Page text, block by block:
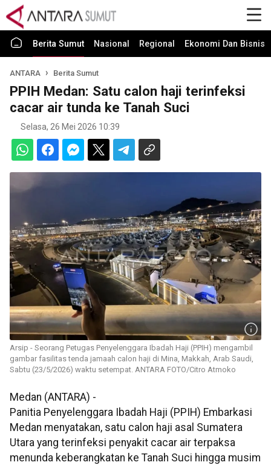
Berita Sumut Nasional Regional Ekonomi Dan Bisnis
ANTARA Berita Sumut
PPIH Medan: Satu calon haji terinfeksi
cacar air tunda ke Tanah Suci
Selasa, 26 Mei 2026 10:39
Arsip - Seorang Petugas Penyelenggara Ibadah Haji (PPIH) mengambil
gambar fasilitas tenda jamaah calon haji di Mina, Makkah, Arab Saudi,
Sabtu (23/5/2026) waktu setempat. ANTARA FOTO/Citro Atmoko
Medan (ANTARA) -
Panitia Penyelenggara Ibadah Haji (PPIH) Embarkasi
Medan menyatakan, satu calon haji asal Sumatera
Utara yang terinfeksi penyakit cacar air terpaksa
menunda keberangkatan ke Tanah Suci hingga musim